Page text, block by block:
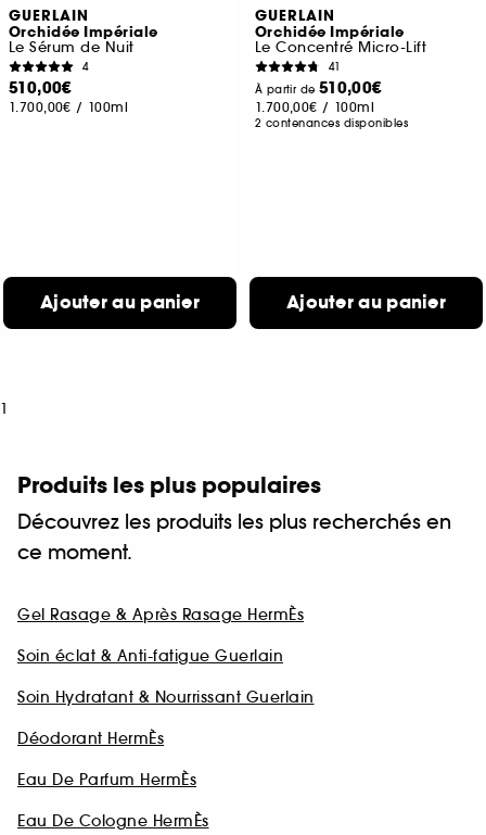
GUERLAIN
Orchidée Impériale
Le Sérum de Nuit
4
510,00€
1.700,00€ / 100ml
Ajouter au panier
GUERLAIN
Orchidée Impériale
Le Concentré Micro-Lift
41
À partir de 510,00€
1.700,00€ / 100ml
2 contenances disponibles
Ajouter au panier
1
Produits les plus populaires
Découvrez les produits les plus recherchés en
ce moment.
Gel Rasage & Après Rasage HermÈs
Soin éclat & Anti-fatigue Guerlain
Soin Hydratant & Nourrissant Guerlain
Déodorant HermÈs
Eau De Parfum HermÈs
Eau De Cologne HermÈs